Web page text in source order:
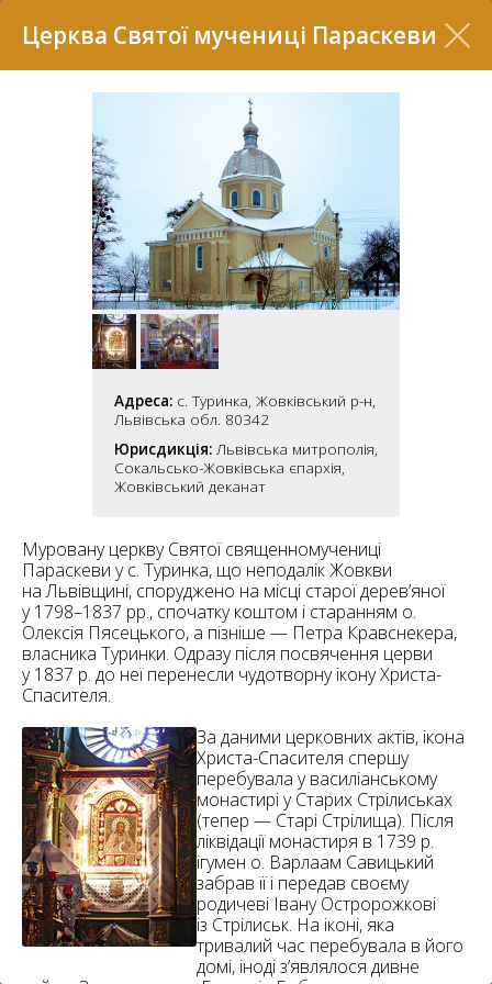
Церква Святої мучениці Параскеви
Адреса: с. Туринка, Жовківський р-н,
Львівська обл. 80342
Юрисдикція: Львівська митрополія,
Сокальсько-Жовківська єпархія,
Жовківський деканат
Муровану церкву Святої священномучениці
Параскеви у с. Туринка, що неподалік Жовкви
на Львівщині, споруджено на місці старої дерев’яної
у 1798–1837 рр., спочатку коштом і старанням о.
Олексія Пясецького, а пізніше — Петра Кравснекера,
власника Туринки. Одразу після посвячення церви
у 1837 р. до неї перенесли чудотворну ікону Христа-
Спасителя.
За даними церковних актів, ікона
Христа-Спасителя спершу
перебувала у василіанському
монастирі у Старих Стрілиськах
(тепер — Старі Стрілища). Після
ліквідації монастиря в 1739 р.
ігумен о. Варлаам Савицький
забрав її і передав своєму
родичеві Івану Остророжкові
із Стрілиськ. На іконі, яка
тривалий час перебувала в його
домі, іноді з’являлося дивне
37
182
11
5
10
6
4
6
15
5
2
2
Перелік